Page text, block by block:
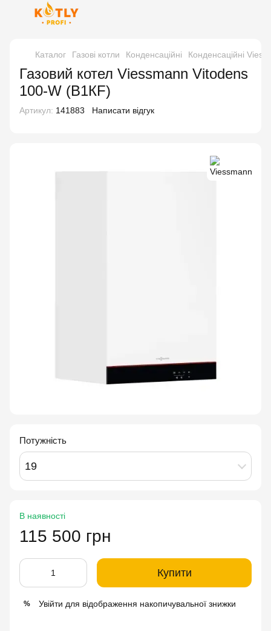
Каталог Газові котли Конденсаційні Конденсаційні
Газовий котел Viessmann Vitodens
100-W (B1КF)
Артикул: 141883 Написати відгук
Потужність
19
В наявності
115 500 грн
Купити
% Увійти для відображення накопичувальної знижки